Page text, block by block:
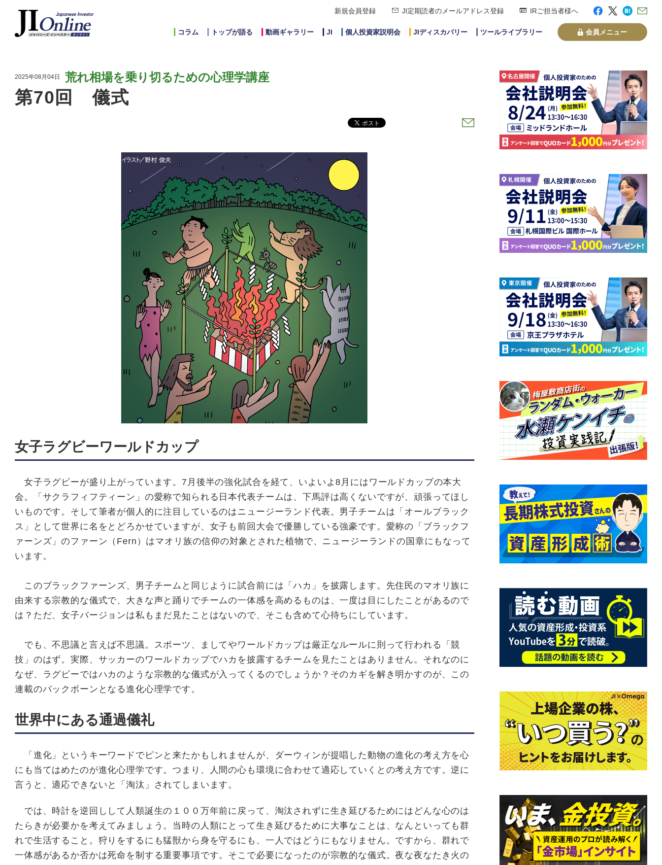
新規会員登録 JI定期読者のメールアドレス登録 IRご担当者様へ
コラム トップが語る 動画ギャラリー JI 個人投資家説明会 JIディスカバリー ツールライブラリー 会員メニュー
2025年08月04日 荒れ相場を乗り切るための心理学講座
第70回 儀式
女子ラグビーワールドカップ
女子ラグビーが盛り上がっています。7月後半の強化試合を経て、いよいよ8月にはワールドカップの本大
会。「サクラフィフティーン」の愛称で知られる日本代表チームは、下馬評は高くないですが、頑張ってほし
いものです。そして筆者が個人的に注目しているのはニュージーランド代表。男子チームは「オールブラック
ス」として世界に名をとどろかせていますが、女子も前回大会で優勝している強豪です。愛称の「ブラックフ
ァーンズ」のファーン（Fern）はマオリ族の信仰の対象とされた植物で、ニュージーランドの国章にもなって
います。
このブラックファーンズ、男子チームと同じように試合前には「ハカ」を披露します。先住民のマオリ族に
由来する宗教的な儀式で、大きな声と踊りでチームの一体感を高めるものは、一度は目にしたことがあるので
は？ただ、女子バージョンは私もまだ見たことはないので、そこも含めて心待ちにしています。
でも、不思議と言えば不思議。スポーツ、ましてやワールドカップは厳正なルールに則って行われる「競
技」のはず。実際、サッカーのワールドカップでハカを披露するチームを見たことはありません。それなのに
なぜ、ラグビーではハカのような宗教的な儀式が入ってくるのでしょうか？そのカギを解き明かすのが、この
連載のバックボーンとなる進化心理学です。
世界中にある通過儀礼
「進化」というキーワードでピンと来たかもしれませんが、ダーウィンが提唱した動物の進化の考え方を心
にも当てはめたのが進化心理学です。つまり、人間の心も環境に合わせて適応していくとの考え方です。逆に
言うと、適応できないと「淘汰」されてしまいます。
では、時計を逆回しして人類誕生の１００万年前に戻って、淘汰されずに生き延びるためにはどんな心のは
たらきが必要かを考えてみましょう。当時の人類にとって生き延びるために大事なことは、なんといっても群
れで生活すること。狩りをするにも猛獣から身を守るにも、一人ではどうにもなりません。ですから、群れで
一体感があるか否かは死命を制する重要事項です。そこで必要になったのが宗教的な儀式。夜な夜なたき火の